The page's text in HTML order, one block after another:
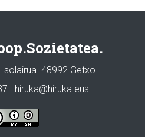
solairua. 48992 Getxo
· hiruka@hiruka.eus